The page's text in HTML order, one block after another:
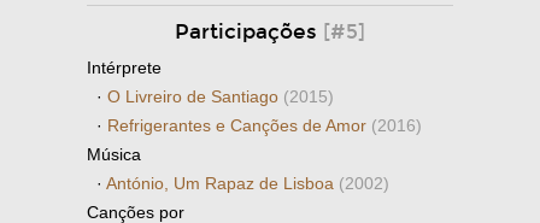
Participações [#5]
Intérprete
· O Livreiro de Santiago (2015)
· Refrigerantes e Canções de Amor (2016)
Música
· António, Um Rapaz de Lisboa (2002)
Canções por